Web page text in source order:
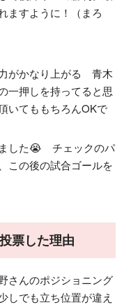
ますように！（まろ
がかなり上がる 青木
一押しを持ってると思
いてももちろんOKで
した😭 チェックのパ
の後の試合ゴールを
票した理由
さんのポジショニング
しでも立ち位置が違え